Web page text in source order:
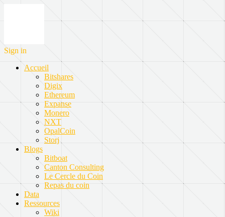
Sign in
Accueil
Bitshares
Digix
Ethereum
Expanse
Monero
NXT
OpalCoin
Storj
Blogs
Bitboat
Canton Consulting
Le Cercle du Coin
Repas du coin
Data
Ressources
Wiki